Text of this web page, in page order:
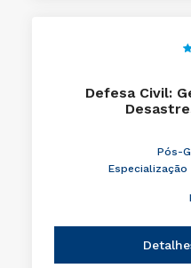
Defesa Civil:
Pós-
Especialização